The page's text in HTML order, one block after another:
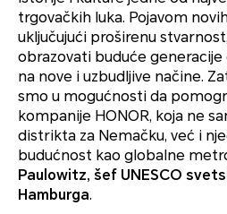
trgovačkih luka. Pojavom
uključujući proširenu
obrazovati buduće
na nove i uzbudljive načine.
smo u mogućnosti da
kompanije HONOR, koja ne
distrikta za Nemačku, već i
budućnost kao globalne
Paulowitz, šef UNESCO
Hamburga.